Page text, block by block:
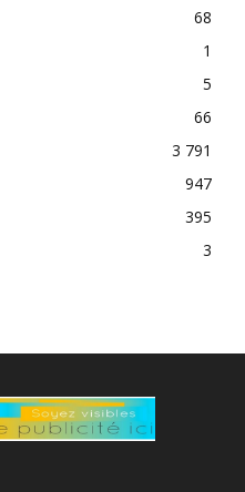
68
1
5
66
3 791
947
395
3